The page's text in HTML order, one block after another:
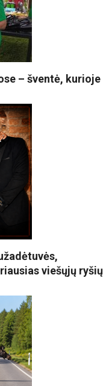
– šventė, kurioje
viešųjų ryšių